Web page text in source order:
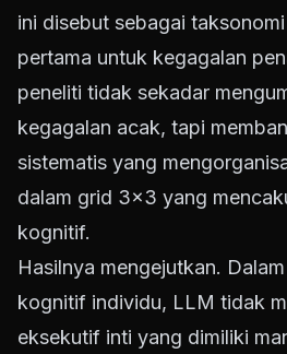
ini disebut sebagai
pertama untuk kegagalan
peneliti tidak sekadar
kegagalan acak, tapi
sistematis yang
dalam grid 3x3 yang
kognitif.
Hasilnya mengejutkan.
kognitif individu, LLM tidak
eksekutif inti yang dimiliki